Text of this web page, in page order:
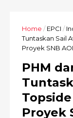
Home / EPCI /
Tuntaskan Sail
Proyek SNB AOI
PHM
Proyek